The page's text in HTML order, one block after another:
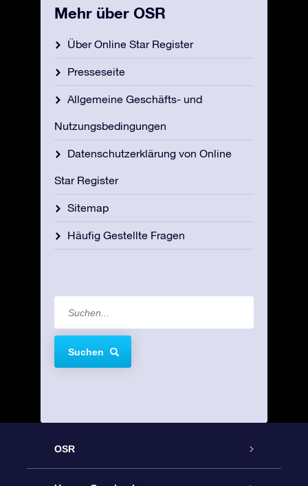
Mehr über OSR
Über Online Star Register
Presseseite
Allgemeine Geschäfts- und
Nutzungsbedingungen
Datenschutzerklärung von Online
Star Register
Sitemap
Häufig Gestellte Fragen
Suchen
OSR